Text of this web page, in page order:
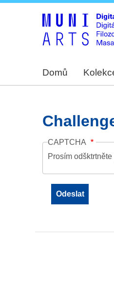
Domů
CAPTCHA
Prosím